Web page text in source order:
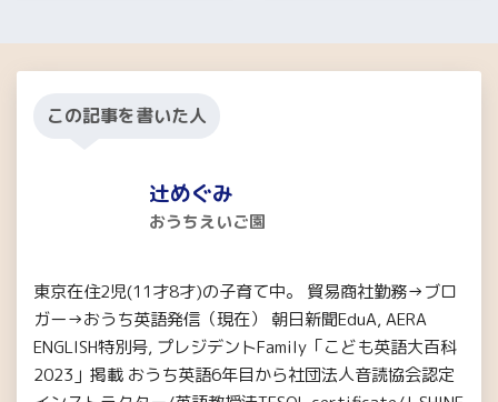
この記事を書いた人
辻めぐみ
おうちえいご園
東京在住2児(11才8才)の子育て中。 貿易商社勤務→ブロ
ガー→おうち英語発信（現在） 朝日新聞EduA, AERA
ENGLISH特別号, プレジデントFamily「こども英語大百科
2023」掲載 おうち英語6年目から社団法人音読協会認定